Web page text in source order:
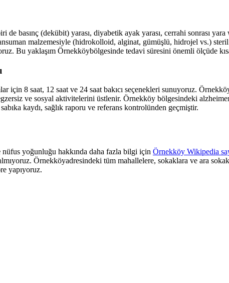
basınç (dekübit) yarası, diyabetik ayak yarası, cerrahi sonrası yara
malzemesiyle (hidrokolloid, alginat, gümüşlü, hidrojel vs.)
Bu yaklaşım Örnekköybölgesinde tedavi süresini önemli ölçüde
için 8 saat, 12 saat ve 24 saat bakıcı seçenekleri sunuyoruz.
ve sosyal aktivitelerini üstlenir. Örnekköy bölgesindeki
kaydı, sağlık raporu ve referans kontrolünden geçmiştir.
yoğunluğu hakkında daha fazla bilgi için Örnekköy Wikipedia
Örnekköyadresindeki tüm mahallelere, sokaklara ve ara
yapıyoruz.